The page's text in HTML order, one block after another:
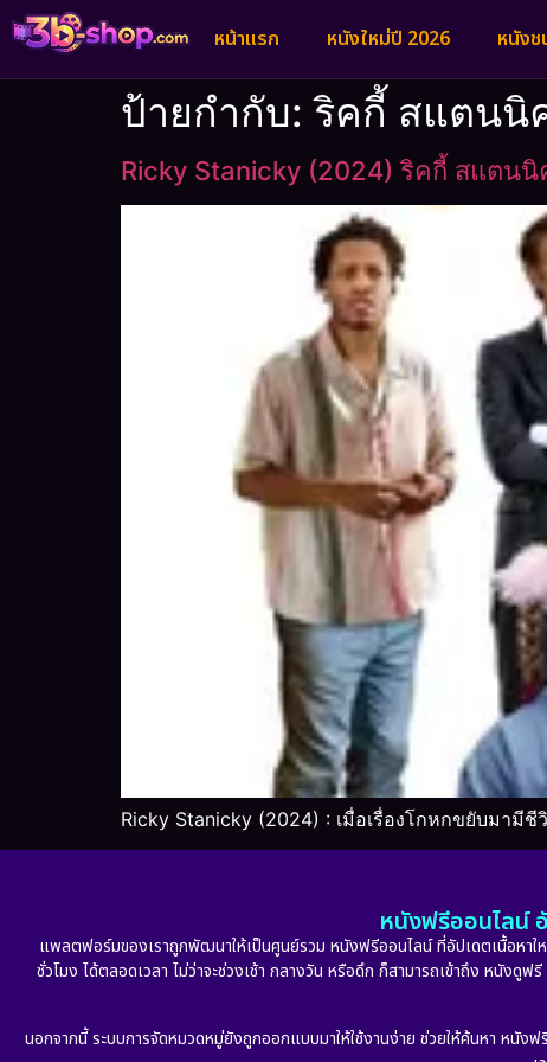
หน้าแรก หนังใหม่ปี 2026 หนังช
ป้ายกำกับ:ริคกี้ สแตนนิ
Ricky Stanicky (2024) ริคกี้ สแตนนิ
Ricky Stanicky (2024) : เมื่อเรื่องโกหกขยับมามี
หนังฟรีออนไลน์
แพลตฟอร์มของเราถูกพัฒนาให้เป็นศูนย์รวม หนังฟรีออนไลน์ ที่อัปเดตเนื้อหา
ชั่วโมง ได้ตลอดเวลา ไม่ว่าจะช่วงเช้า กลางวัน หรือดึก ก็สามารถเข้าถึง หนัง
นอกจากนี้ ระบบการจัดหมวดหมู่ยังถูกออกแบบมาให้ใช้งานง่าย ช่วยให้ค้นหา หนั